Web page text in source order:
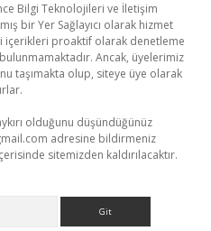
Bilgi Teknolojileri ve İletişim
bir Yer Sağlayıcı olarak hizmet
içerikleri proaktif olarak denetleme
Ancak, üyelerimiz
taşımakta olup, siteye üye olarak
olduğunu düşündüğünüz
adresine bildirmeniz
sitemizden kaldırılacaktır.